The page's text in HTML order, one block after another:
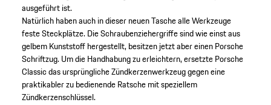
ausgeführt ist.
Natürlich haben auch in dieser neuen Tasche alle Werkzeuge
feste Steckplätze. Die Schraubenziehergriffe sind wie einst aus
gelbem Kunststoff hergestellt, besitzen jetzt aber einen Porsche
Schriftzug. Um die Handhabung zu erleichtern, ersetzte Porsche
Classic das ursprüngliche Zündkerzenwerkzeug gegen eine
praktikabler zu bedienende Ratsche mit speziellem
Zündkerzenschlüssel.